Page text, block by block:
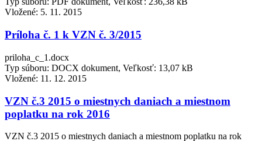
Vložené: 5. 11. 2015
Príloha č. 1 k VZN č. 3/2015
priloha_c_1.docx
Typ súboru: DOCX dokument, Veľkosť: 13,07 kB
Vložené: 11. 12. 2015
VZN č.3 2015 o miestnych daniach a miestnom
poplatku na rok 2016
VZN č.3 2015 o miestnych daniach a miestnom poplatku na rok